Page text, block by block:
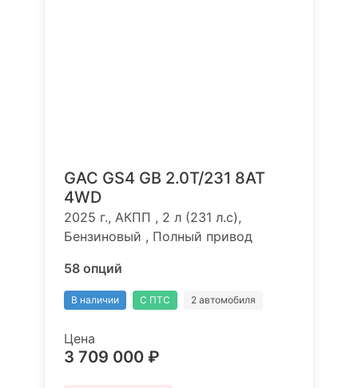
GAC GS4 GB 2.0T/231 8AT
4WD
2025 г., АКПП , 2 л (231 л.с),
Бензиновый , Полный привод
58 опций
В наличии С ПТС 2 автомобиля
Цена
3 709 000 ₽